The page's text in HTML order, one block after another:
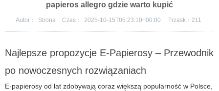
papieros allegro gdzie warto kupić
Autor： Strona Czas： 2025-10-15T05:23:10+00:00 Trzask： 211
Najlepsze propozycje E-Papierosy – Przewodnik
po nowoczesnych rozwiązaniach
E-papierosy od lat zdobywają coraz większą popularność w Polsce,